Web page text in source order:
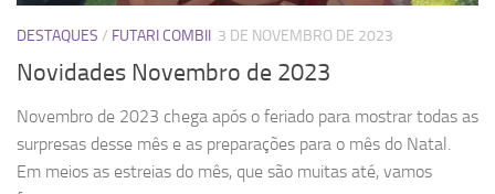
DESTAQUES / FUTARI COMBII 3 DE NOVEMBRO DE 2023
Novidades Novembro de 2023
Novembro de 2023 chega após o feriado para mostrar todas as
surpresas desse mês e as preparações para o mês do Natal.
Em meios as estreias do mês, que são muitas até, vamos